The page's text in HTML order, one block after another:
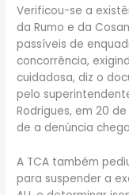
Verificou-se a
da Rumo e da
passíveis de
concorrência,
cuidadosa, diz o
pelo
Rodrigues, em 20
de a denúncia
A TCA também
para suspender a